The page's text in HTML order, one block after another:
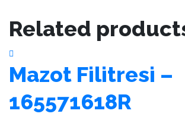
Related
Mazot Filitresi –
165571618R